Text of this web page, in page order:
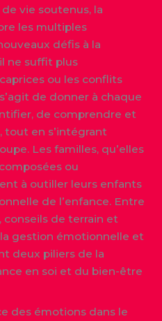
vie soutenus, la
les multiples
défis à la
ne suffit plus
ou les conflits
de donner à chaque
de comprendre et
tout en s’intégrant
Les familles, qu’elles
ou
à outiller leurs enfants
de l’enfance. Entre
de terrain et
gestion émotionnelle et
deux piliers de la
en soi et du bien-être
des émotions dans le